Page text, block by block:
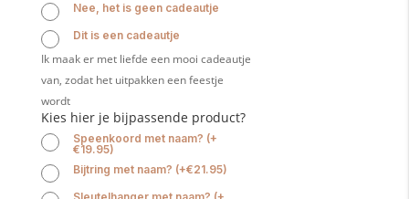
Nee, het is geen cadeautje
Dit is een cadeautje
Ik maak er met liefde een mooi cadeautje
van, zodat het uitpakken een feestje
wordt
Kies hier je bijpassende product?
Speenkoord met naam? (+
€19.95)
Bijtring met naam? (+€21.95)